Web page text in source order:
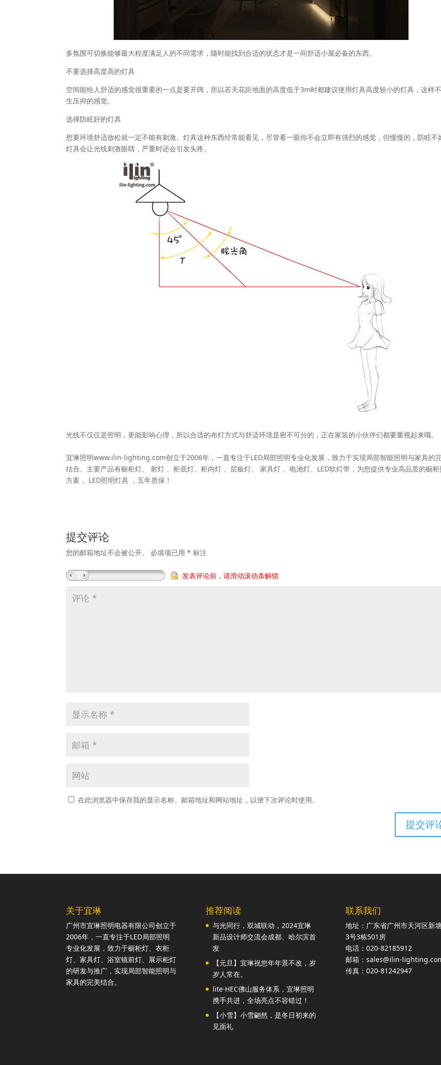
多氛围可切换能够最大程度满足人的不同需求，随时能找到合适的状态才是一间舒适小屋必备的东西。
不要选择高度高的灯具
空间能给人舒适的感觉很重要的一点是要开阔，所以若天花距地面的高度低于3m时都建议使用灯具高度较小的灯具，这样
生压抑的感觉。
选择防眩好的灯具
想要环境舒适放松就一定不能有刺激。灯具这种东西经常能看见，尽管看一眼你不会立即有强烈的感觉，但慢慢的，防眩不
灯具会让光线刺激眼睛，严重时还会引发头疼。
光线不仅仅是照明，更能影响心理，所以合适的布灯方式与舒适环境是密不可分的，正在家装的小伙伴们都要重视起来哦。
宜琳照明www.ilin-lighting.com创立于2006年，一直专注于LED局部照明专业化发展，致力于实现局部智能照明与家具的
结合。主要产品有橱柜灯、 射灯 、柜底灯、柜内灯 、层板灯、 家具灯 、电池灯、LED软灯带，为您提供专业高品质的橱
方案， LED照明灯具 ，五年质保！
提交评论
您的邮箱地址不会被公开。 必填项已用* 标注
发表评论前，请滑动滚动条解锁
在此浏览器中保存我的显示名称、邮箱地址和网站地址，以便下次评论时使用。
关于宜琳
广州市宜琳照明电器有限公司创立于
2006年，一直专注于LED局部照明
专业化发展，致力于橱柜灯、衣柜
灯、家具灯、浴室镜前灯、展示柜灯
的研发与推广，实现局部智能照明与
家具的完美结合。
推荐阅读
与光同行，双城联动，2024宜琳
新品设计师交流会成都、哈尔滨首
发
【元旦】宜琳祝您年年景不改，岁
岁人常在。
lite·HEC佛山服务体系，宜琳照明
携手共进，全场亮点不容错过！
【小雪】小雪翩然，是冬日初来的
见面礼
联系我们
地址：广东省广州市天河区新
3号3栋501房
电话：020-82185912
邮箱：sales@ilin-
传真：020-81242947